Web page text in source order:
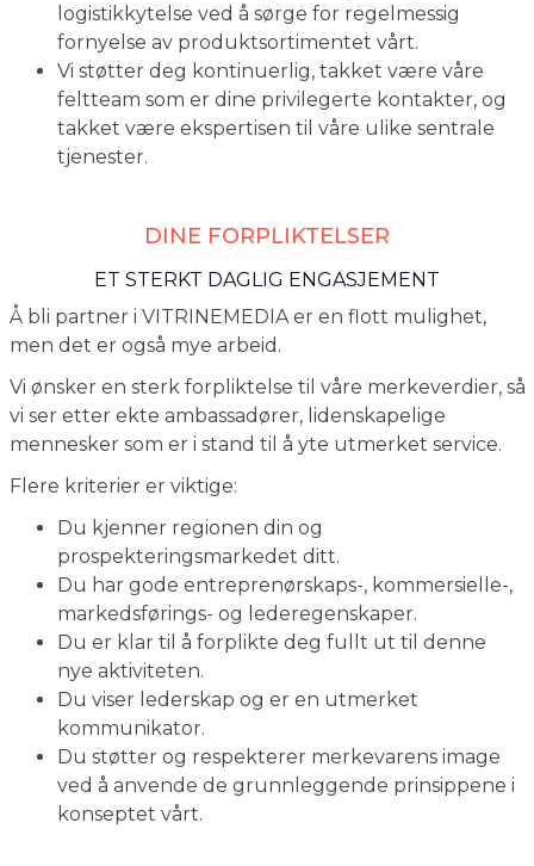
logistikkytelse ved å sørge for regelmessig
fornyelse av produktsortimentet vårt.
Vi støtter deg kontinuerlig, takket være våre
feltteam som er dine privilegerte kontakter, og
takket være ekspertisen til våre ulike sentrale
tjenester.
DINE FORPLIKTELSER
ET STERKT DAGLIG ENGASJEMENT
Å bli partner i VITRINEMEDIA er en flott mulighet,
men det er også mye arbeid.
Vi ønsker en sterk forpliktelse til våre merkeverdier, så
vi ser etter ekte ambassadører, lidenskapelige
mennesker som er i stand til å yte utmerket service.
Flere kriterier er viktige:
Du kjenner regionen din og
prospekteringsmarkedet ditt.
Du har gode entreprenørskaps-, kommersielle-,
markedsførings- og lederegenskaper.
Du er klar til å forplikte deg fullt ut til denne
nye aktiviteten.
Du viser lederskap og er en utmerket
kommunikator.
Du støtter og respekterer merkevarens image
ved å anvende de grunnleggende prinsippene i
konseptet vårt.